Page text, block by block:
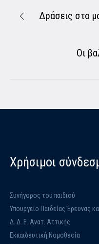
Δράσεις στο
Οι
Χρήσιμοι
Συνήγορος του παιδιού
Υπουργείο Παιδείας Έρευνας
Δ. Δ. Ε. Ανατ. Αττικής
Εκπαιδευτική Νομοθεσία